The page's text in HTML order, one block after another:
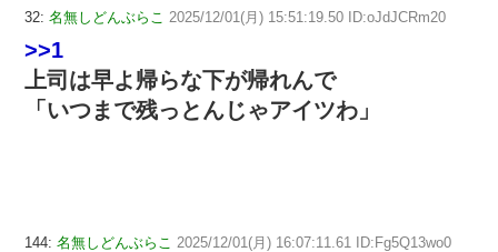
32: 名無しどんぶらこ 2025/12/01(月) 15:51:19.50 ID:oJdJCRm20
>>1
上司は早よ帰らな下が帰れんで
「いつまで残っとんじゃアイツわ」
144: 名無しどんぶらこ 2025/12/01(月) 16:07:11.61 ID:Fg5Q13wo0